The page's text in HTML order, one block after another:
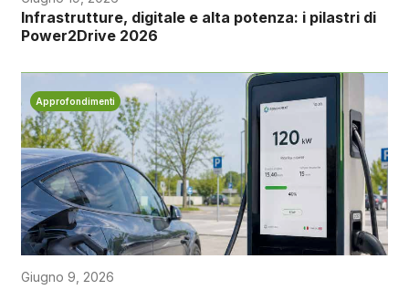
Infrastrutture, digitale e alta potenza: i pilastri di
Power2Drive 2026
Approfondimenti
Giugno 9, 2026